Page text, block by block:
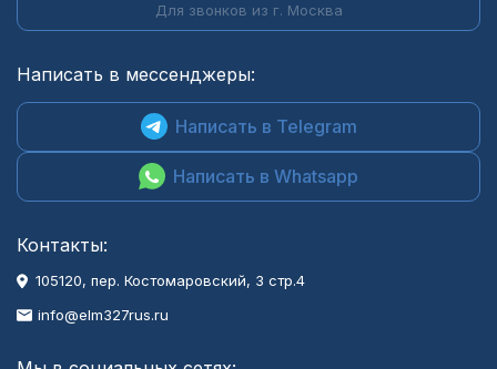
Для звонков из г. Москва
Написать в мессенджеры:
Написать в Telegram
Написать в Whatsapp
Контакты:
105120, пер. Костомаровский, 3 стр.4
info@elm327rus.ru